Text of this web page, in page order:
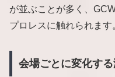
が並ぶことが多く、
プロレスに触れられます
会場ごとに変化す